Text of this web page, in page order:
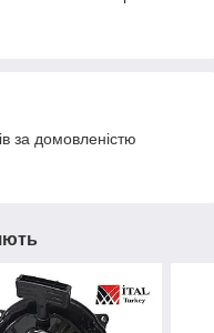
за домовленістю